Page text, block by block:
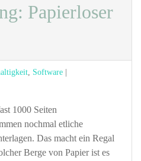
Papierloser
, Software
1000 Seiten
nochmal etliche
Das macht ein Regal
Berge von Papier ist es